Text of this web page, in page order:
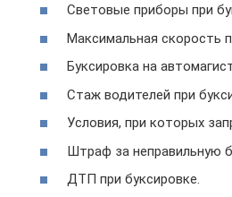
Световые приборы при
Максимальная скорость
Буксировка на
Стаж водителей при
Условия, при которых
Штраф за неправильную
ДТП при буксировке.